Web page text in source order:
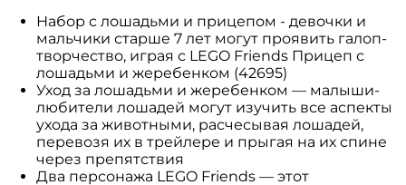
Набор с лошадьми и прицепом - девочки и
мальчики старше 7 лет могут проявить галоп-
творчество, играя с LEGO Friends Прицеп с
лошадьми и жеребенком (42695)
Уход за лошадьми и жеребенком — малыши-
любители лошадей могут изучить все аспекты
ухода за животными, расчесывая лошадей,
перевозя их в трейлере и прыгая на их спине
через препятствия
Два персонажа LEGO Friends — этот